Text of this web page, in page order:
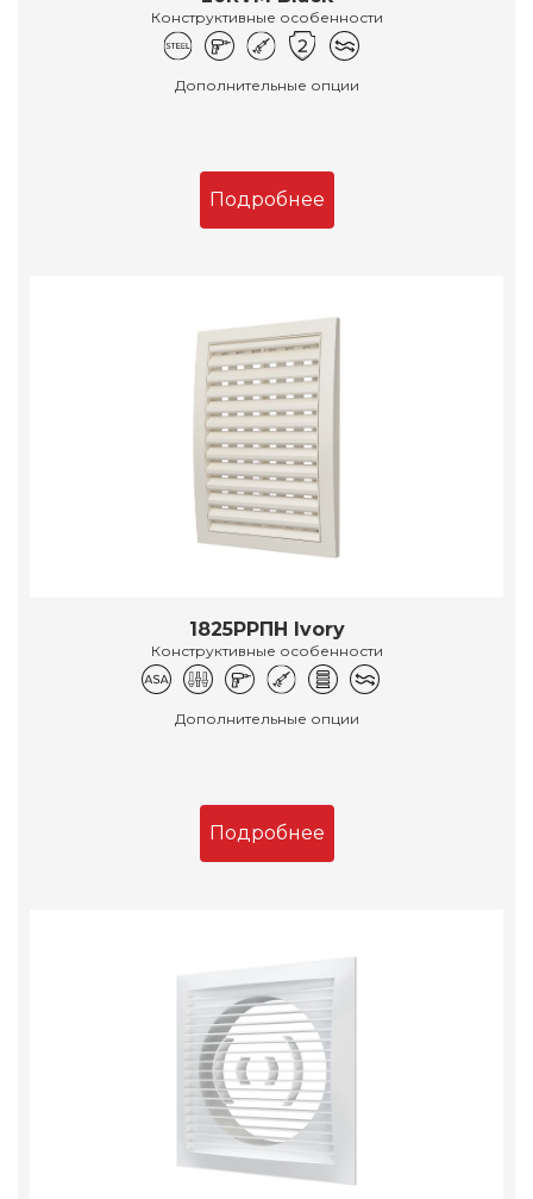
Конструктивные особенности
Дополнительные опции
Подробнее
1825РРПН Ivory
Конструктивные особенности
Дополнительные опции
Подробнее